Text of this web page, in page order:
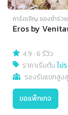
การ์ดเชิญ​ ของชำร่วย
Eros by
4.9 · 6 รีวิว
ราคาเริ่มต้นไม่
รองรับแขกสูง
ขอแพ็กเกจ